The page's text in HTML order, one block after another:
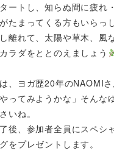
ートし、知らぬ間に疲れ
たまってくる方もいらっ
離れて、太陽や草木、風
ラダをととのえましょう
、ヨガ歴20年のNAOMIさ
やってみようかな」そんな
いね。
後、参加者全員にスペシ
をプレゼントします。